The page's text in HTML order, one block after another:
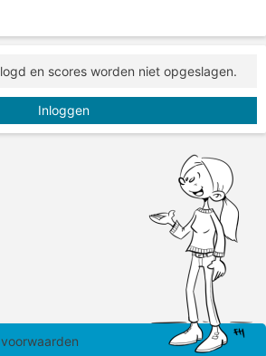
en scores worden niet opgeslagen.
Inloggen